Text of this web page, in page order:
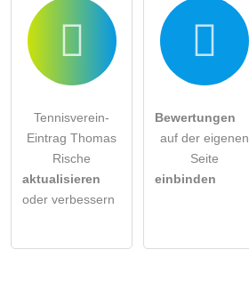
Tennisverein-
Eintrag Thomas
Rische
aktualisieren
oder verbessern
Bewertungen
auf der eigenen
Seite
einbinden